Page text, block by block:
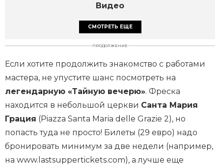
Видео
СМОТРЕТЬ ЕЩЕ
ПРОДОЛЖЕНИЕ
Если хотите продолжить знакомство с работами
мастера, не упустите шанс посмотреть на
легендарную «Тайную вечерю». Фреска
находится в небольшой церкви Санта Мария
Грация (Piazza Santa Maria delle Grazie 2), но
попасть туда не просто! Билеты (29 евро) надо
бронировать минимум за две недели (например,
на www.lastsuppertickets.com), а лучше еще